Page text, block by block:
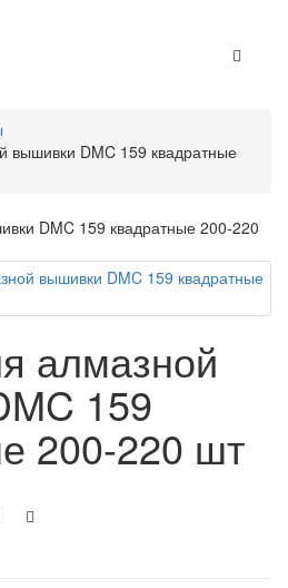
вышивки DMC 159 квадратные
DMC 159 квадратные 200-220
алмазной
159
200-220 шт